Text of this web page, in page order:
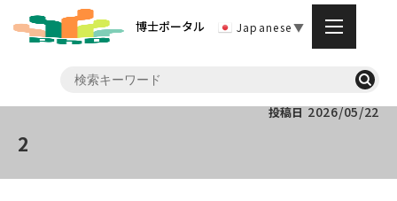
博士ポータル Japanese▼
投稿日 2026/05/22
2